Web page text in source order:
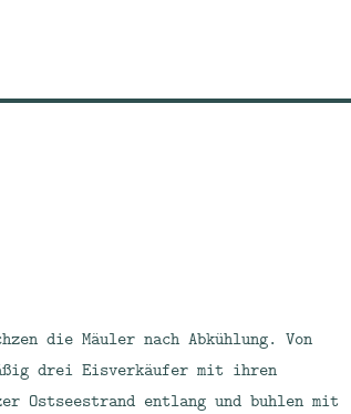
die Mäuler nach Abkühlung. Von
drei Eisverkäufer mit ihren
Ostseestrand entlang und buhlen mit